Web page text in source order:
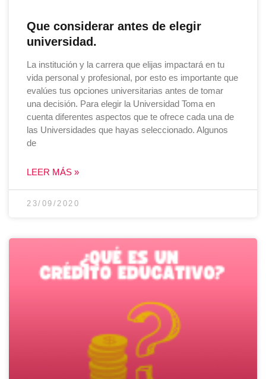
Que considerar antes de elegir
universidad.
La institución y la carrera que elijas impactará en tu
vida personal y profesional, por esto es importante que
evalúes tus opciones universitarias antes de tomar
una decisión. Para elegir la Universidad Toma en
cuenta diferentes aspectos que te ofrece cada una de
las Universidades que hayas seleccionado. Algunos
de
LEER MÁS »
23/09/2020